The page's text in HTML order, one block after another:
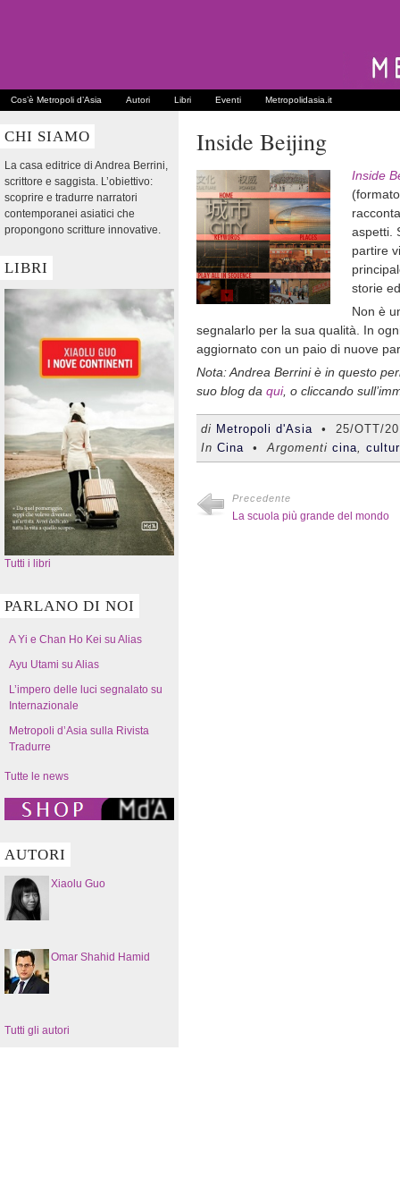
Cos’è Metropoli d’Asia Autori Libri Eventi Metropolidasia.it
CHI SIAMO
La casa editrice di Andrea Berrini,
scrittore e saggista. L’obiettivo:
scoprire e tradurre narratori
contemporanei asiatici che
propongono scritture innovative.
LIBRI
Tutti i libri
PARLANO DI NOI
A Yi e Chan Ho Kei su Alias
Ayu Utami su Alias
L’impero delle luci segnalato su
Internazionale
Metropoli d’Asia sulla Rivista
Tradurre
Tutte le news
AUTORI
Xiaolu Guo
Omar Shahid Hamid
Tutti gli autori
Inside Beijing
Inside
aspetti.
partire
storie
Non è
segnalarlo per la sua qualità. In
aggiornato con un paio di nuove
Nota: Andrea Berrini è in questo
suo blog da qui, o cliccando
di Metropoli d'Asia • 25/OTT/
In Cina • Argomenti cina,
Precedente
La scuola più grande del mondo